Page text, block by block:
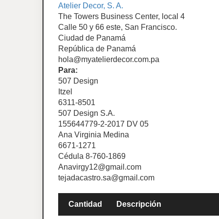
Atelier Decor, S. A.
The Towers Business Center, local 4
Calle 50 y 66 este, San Francisco.
Ciudad de Panamá
República de Panamá
hola@myatelierdecor.com.pa
Para:
507 Design
Itzel
6311-8501
507 Design S.A.
155644779-2-2017 DV 05
Ana Virginia Medina
6671-1271
Cédula 8-760-1869
Anavirgy12@gmail.com
tejadacastro.sa@gmail.com
Cantidad Descripción